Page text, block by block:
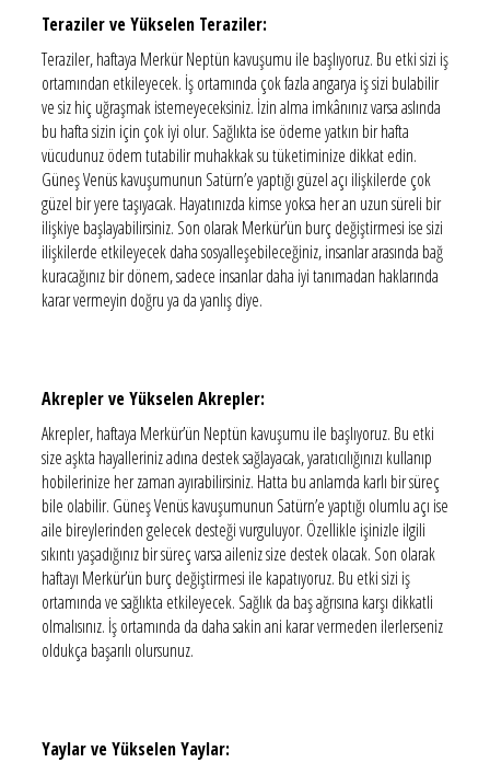
Teraziler ve Yükselen Teraziler:
Teraziler, haftaya Merkür Neptün kavuşumu ile başlıyoruz. Bu etki sizi iş
ortamından etkileyecek. İş ortamında çok fazla angarya iş sizi bulabilir
ve siz hiç uğraşmak istemeyeceksiniz. İzin alma imkânınız varsa aslında
bu hafta sizin için çok iyi olur. Sağlıkta ise ödeme yatkın bir hafta
vücudunuz ödem tutabilir muhakkak su tüketiminize dikkat edin.
Güneş Venüs kavuşumunun Satürn’e yaptığı güzel açı ilişkilerde çok
güzel bir yere taşıyacak. Hayatınızda kimse yoksa her an uzun süreli bir
ilişkiye başlayabilirsiniz. Son olarak Merkür’ün burç değiştirmesi ise sizi
ilişkilerde etkileyecek daha sosyalleşebileceğiniz, insanlar arasında bağ
kuracağınız bir dönem, sadece insanlar daha iyi tanımadan haklarında
karar vermeyin doğru ya da yanlış diye.
Akrepler ve Yükselen Akrepler:
Akrepler, haftaya Merkür’ün Neptün kavuşumu ile başlıyoruz. Bu etki
size aşkta hayalleriniz adına destek sağlayacak, yaratıcılığınızı kullanıp
hobilerinize her zaman ayırabilirsiniz. Hatta bu anlamda karlı bir süreç
bile olabilir. Güneş Venüs kavuşumunun Satürn’e yaptığı olumlu açı ise
aile bireylerinden gelecek desteği vurguluyor. Özellikle işinizle ilgili
sıkıntı yaşadığınız bir süreç varsa aileniz size destek olacak. Son olarak
haftayı Merkür’ün burç değiştirmesi ile kapatıyoruz. Bu etki sizi iş
ortamında ve sağlıkta etkileyecek. Sağlık da baş ağrısına karşı dikkatli
olmalısınız. İş ortamında da daha sakin ani karar vermeden ilerlerseniz
oldukça başarılı olursunuz.
Yaylar ve Yükselen Yaylar: